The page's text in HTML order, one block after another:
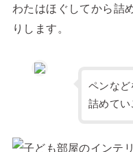
わたはほぐしてから詰
りします。
ペンなど
詰めてい